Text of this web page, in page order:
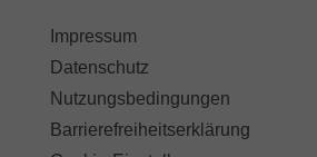
Impressum
Datenschutz
Nutzungsbedingungen
Barrierefreiheitserklärung